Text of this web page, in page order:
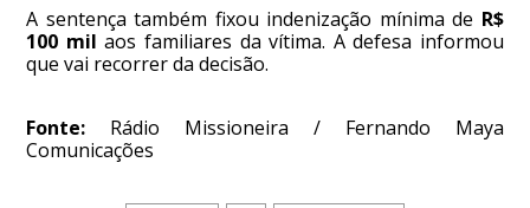
A sentença também fixou indenização mínima de R$
100 mil aos familiares da vítima. A defesa informou
que vai recorrer da decisão.
Fonte: Rádio Missioneira / Fernando Maya
Comunicações